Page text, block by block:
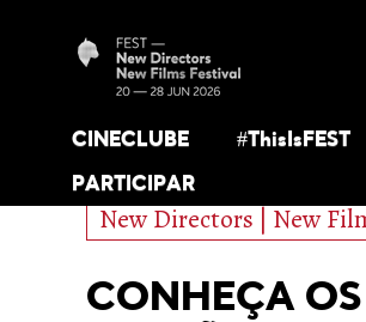
CINECLUBE #ThisIsFEST
PARTICIPAR
New Directors | New
CONHEÇA